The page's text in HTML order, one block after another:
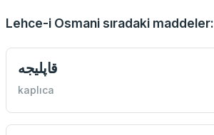
Lehce-i Osmani sıradaki maddeler:
قاپليجه
kaplıca